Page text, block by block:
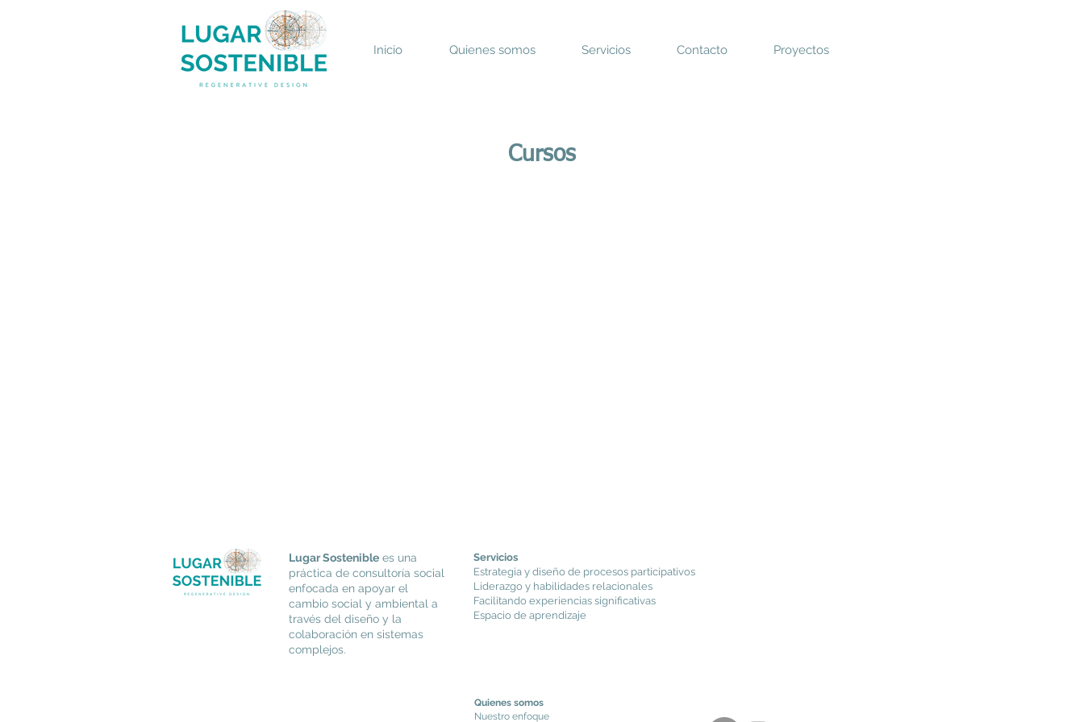
Inicio Quienes somos Servicios Contacto Proyectos
Cursos
Lugar Sostenible es una
práctica de consultoría social
enfocada en apoyar el
cambio social y ambiental a
través del diseño y la
colaboración en sistemas
complejos.
Servicios
Estrategia y diseño de procesos participativos
Liderazgo y habilidades relacionales
Facilitando experiencias significativas
Espacio de aprendizaje
Quienes somos
Nuestro enfoque